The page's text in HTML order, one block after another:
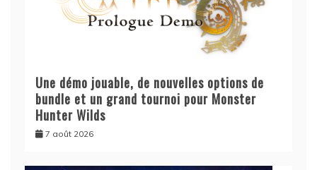
Une démo jouable, de nouvelles options de
bundle et un grand tournoi pour Monster
Hunter Wilds
7 août 2026